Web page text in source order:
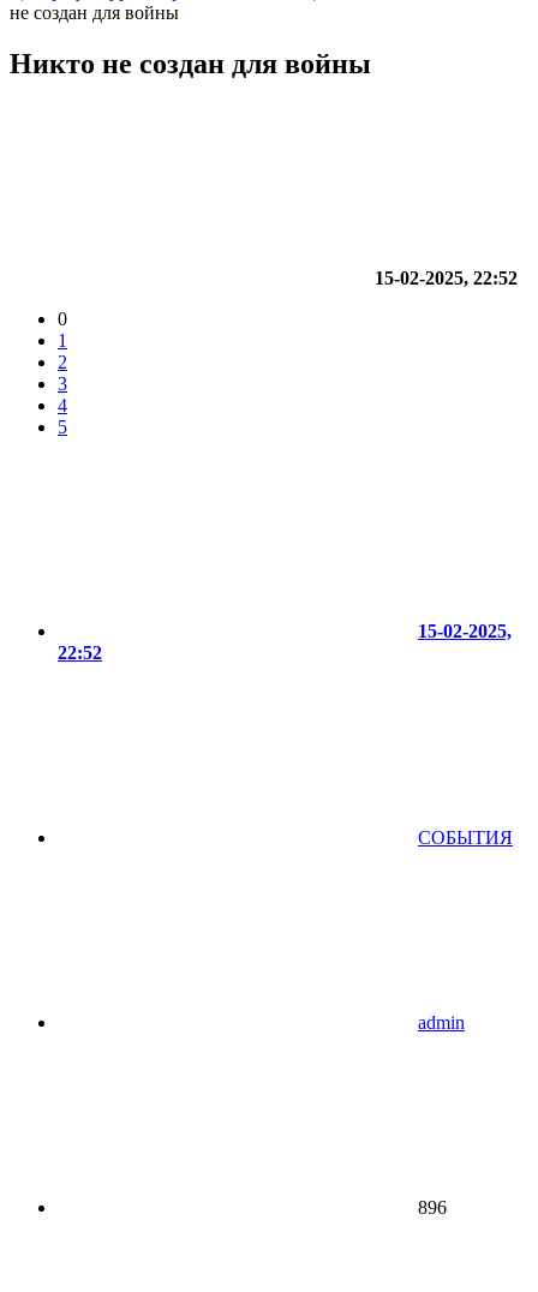
не создан для войны
Никто не создан для войны
15-02-2025, 22:52
0
1
2
3
4
5
15-02-2025,
22:52
СОБЫТИЯ
admin
896